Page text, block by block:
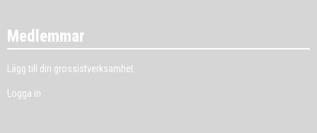
Medlemmar
Lägg till din grossistverksamhet
Logga in